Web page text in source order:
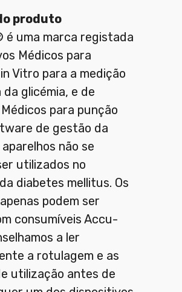
produto
é uma marca registada
Médicos para
Vitro para a medição
glicémia, e de
para punção
de gestão da
não se
utilizados no
diabetes mellitus. Os
podem ser
consumíveis Accu-
a ler
a rotulagem e as
utilização antes de